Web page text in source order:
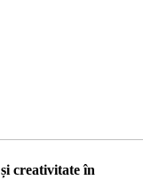
creativitate în